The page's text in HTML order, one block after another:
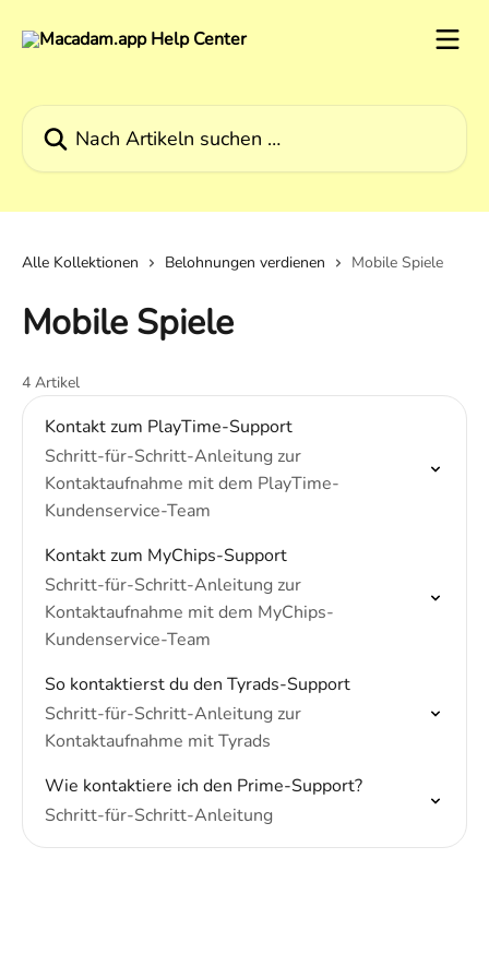
Alle Kollektionen Belohnungen verdienen Mobile Spiele
Mobile Spiele
4 Artikel
Kontakt zum PlayTime-Support
Schritt-für-Schritt-Anleitung zur
Kontaktaufnahme mit dem PlayTime-
Kundenservice-Team
Kontakt zum MyChips-Support
Schritt-für-Schritt-Anleitung zur
Kontaktaufnahme mit dem MyChips-
Kundenservice-Team
So kontaktierst du den Tyrads-Support
Schritt-für-Schritt-Anleitung zur
Kontaktaufnahme mit Tyrads
Wie kontaktiere ich den Prime-Support?
Schritt-für-Schritt-Anleitung